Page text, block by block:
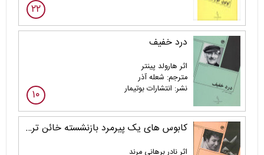
۲۲
درد خفیف
اثر هارولد پینتر
مترجم: شعله آذر
نشر: انتشارات بوتیمار
۱۰
کابوس های یک پیرمرد بازنشسته خائن ترسو
اثر نادر برهانی مرند